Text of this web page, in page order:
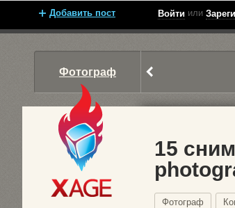
Добавить пост Войти или
Фотограф
15
Фотограф